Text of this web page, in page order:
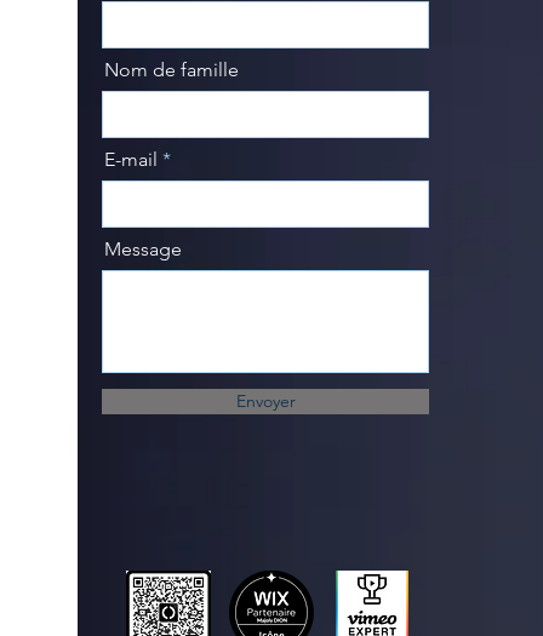
Nom de famille
E-mail
Message
Envoyer